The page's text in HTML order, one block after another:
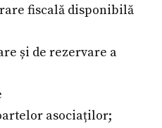
fiscală disponibilă
și de rezervare a
asociaților;